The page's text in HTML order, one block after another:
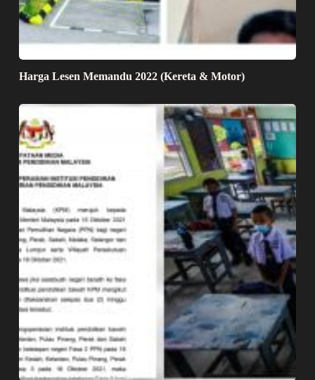
Harga Lesen Memandu 2022 (Kereta & Motor)